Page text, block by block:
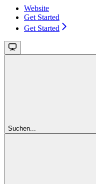
Website
Get Started
Get Started
Suchen...